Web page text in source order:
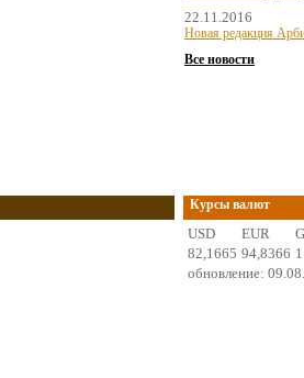
22.11.2016
Новая редакция
Все новости
Курсы валют
USD EUR
82,1665 94,8366
обновление: